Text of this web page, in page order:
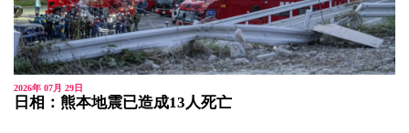
2026年 07月 29日
日相：熊本地震已造成13人死亡